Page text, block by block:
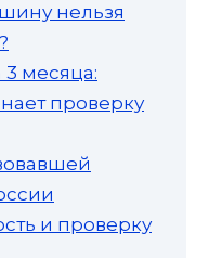
нельзя
3 месяца:
проверку
и проверку